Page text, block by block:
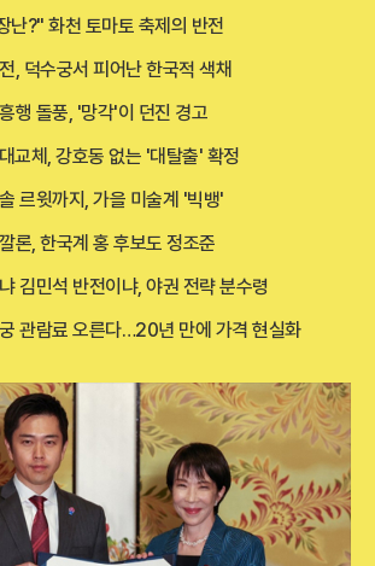
난?" 화천 토마토 축제의 반전
, 덕수궁서 피어난 한국적 색채
행 돌풍, '망각'이 던진 경고
교체, 강호동 없는 '대탈출' 확정
르윗까지, 가을 미술계 '빅뱅'
론, 한국계 홍 후보도 정조준
김민석 반전이냐, 야권 전략 분수령
관람료 오른다…20년 만에 가격 현실화